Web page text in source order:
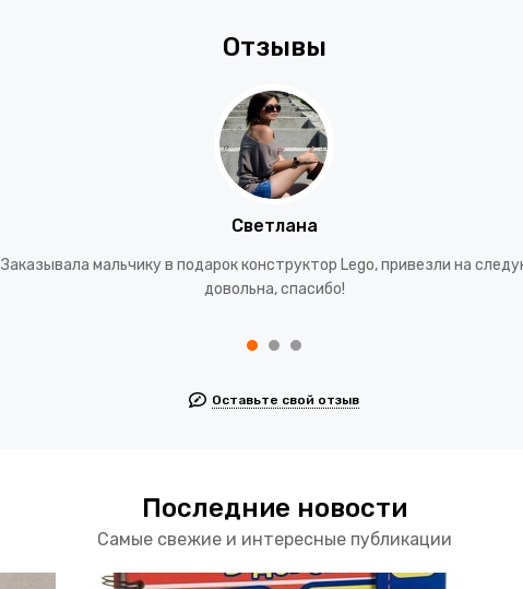
Отзывы
Светлана
мальчику в подарок конструктор Lego, привезли на
довольна, спасибо!
Оставьте свой отзыв
Последние новости
Самые свежие и интересные публикации